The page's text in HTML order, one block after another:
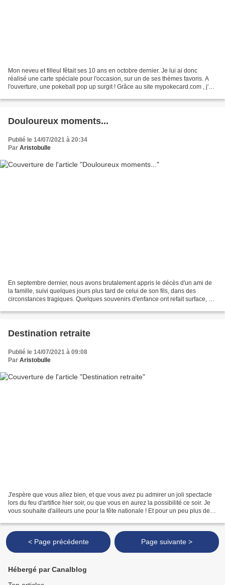
Mon neveu et filleul fêtait ses 10 ans en octobre dernier. Je lui ai donc
réalisé une carte spéciale pour l'occasion, sur un de ses thèmes favoris. A
l'ouverture, une pokeball pop up surgit ! Grâce au site mypokecard.com , j'ai
Douloureux moments...
Publié le 14/07/2021 à 20:34
Par Aristobulle
En septembre dernier, nous avons brutalement appris le décès d'un ami de
la famille, suivi quelques jours plus tard de celui de son fils, dans des
circonstances tragiques. Quelques souvenirs d'enfance ont refait surface, et
Destination retraite
Publié le 14/07/2021 à 09:08
Par Aristobulle
J'espère que vous allez bien, et que vous avez pu admirer un joli spectacle
lors du feu d'artifice hier soir, ou que vous en aurez la possibilité ce soir. Je
vous souhaite d'ailleurs une pour la fête nationale ! Et pour un peu plus de
< Page précédente Page suivante >
Hébergé par Canalblog